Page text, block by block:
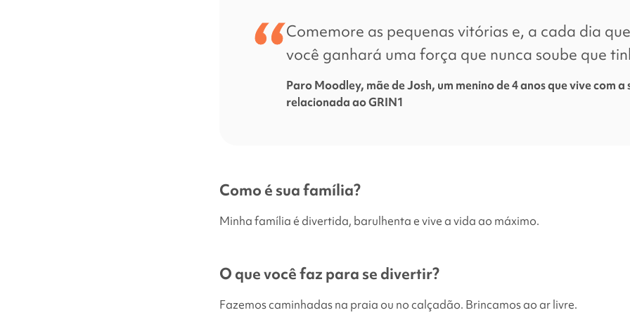
Comemore as pequenas vitórias e, a cada dia
você ganhará uma força que nunca soube que
Paro Moodley, mãe de Josh, um menino de 4 anos que vive com a
relacionada ao GRIN1
Como é sua família?
Minha família é divertida, barulhenta e vive a vida ao máximo.
O que você faz para se divertir?
Fazemos caminhadas na praia ou no calçadão. Brincamos ao ar livre.